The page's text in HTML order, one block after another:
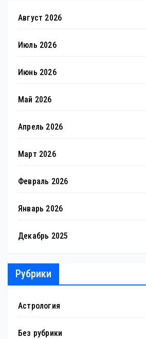
Август 2026
Июль 2026
Июнь 2026
Май 2026
Апрель 2026
Март 2026
Февраль 2026
Январь 2026
Декабрь 2025
Рубрики
Астрология
Без рубрики